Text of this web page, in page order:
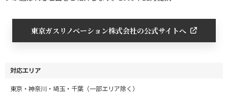
東京ガスリノベーション株式会社の公式サイトへ
対応エリア
東京・神奈川・埼玉・千葉（一部エリア除く）